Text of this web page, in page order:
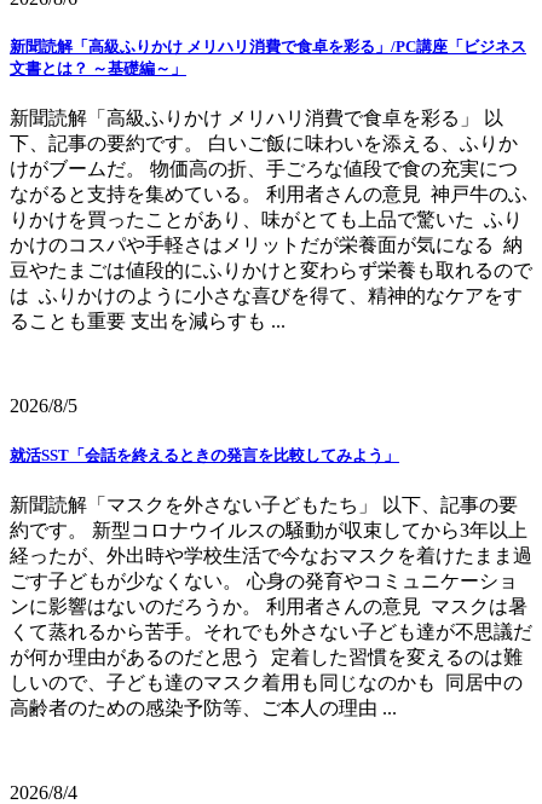
新聞読解「高級ふりかけ メリハリ消費で食卓を彩る」/PC講座「ビジネス
文書とは？ ～基礎編～」
新聞読解「高級ふりかけ メリハリ消費で食卓を彩る」 以
下、記事の要約です。 白いご飯に味わいを添える、ふりか
けがブームだ。 物価高の折、手ごろな値段で食の充実につ
ながると支持を集めている。 利用者さんの意見 神戸牛のふ
りかけを買ったことがあり、味がとても上品で驚いた ふり
かけのコスパや手軽さはメリットだが栄養面が気になる 納
豆やたまごは値段的にふりかけと変わらず栄養も取れるので
は ふりかけのように小さな喜びを得て、精神的なケアをす
ることも重要 支出を減らすも ...
2026/8/5
就活SST「会話を終えるときの発言を比較してみよう」
新聞読解「マスクを外さない子どもたち」 以下、記事の要
約です。 新型コロナウイルスの騒動が収束してから3年以上
経ったが、外出時や学校生活で今なおマスクを着けたまま過
ごす子どもが少なくない。 心身の発育やコミュニケーショ
ンに影響はないのだろうか。 利用者さんの意見 マスクは暑
くて蒸れるから苦手。それでも外さない子ども達が不思議だ
が何か理由があるのだと思う 定着した習慣を変えるのは難
しいので、子ども達のマスク着用も同じなのかも 同居中の
高齢者のための感染予防等、ご本人の理由 ...
2026/8/4